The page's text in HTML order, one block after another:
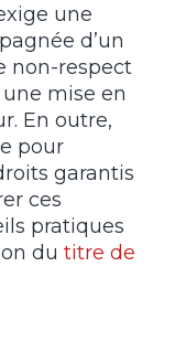
une
d’un
non-respect
mise en
En outre,
pour
garantis
ces
pratiques
du titre de